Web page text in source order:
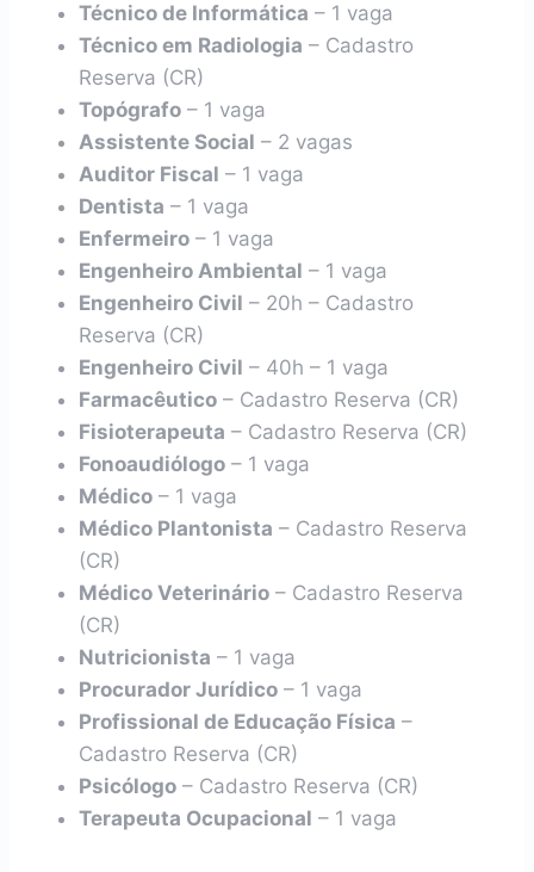
Técnico de Informática – 1 vaga
Técnico em Radiologia – Cadastro
Reserva (CR)
Topógrafo – 1 vaga
Assistente Social – 2 vagas
Auditor Fiscal – 1 vaga
Dentista – 1 vaga
Enfermeiro – 1 vaga
Engenheiro Ambiental – 1 vaga
Engenheiro Civil – 20h – Cadastro
Reserva (CR)
Engenheiro Civil – 40h – 1 vaga
Farmacêutico – Cadastro Reserva (CR)
Fisioterapeuta – Cadastro Reserva (CR)
Fonoaudiólogo – 1 vaga
Médico – 1 vaga
Médico Plantonista – Cadastro Reserva
(CR)
Médico Veterinário – Cadastro Reserva
(CR)
Nutricionista – 1 vaga
Procurador Jurídico – 1 vaga
Profissional de Educação Física –
Cadastro Reserva (CR)
Psicólogo – Cadastro Reserva (CR)
Terapeuta Ocupacional – 1 vaga